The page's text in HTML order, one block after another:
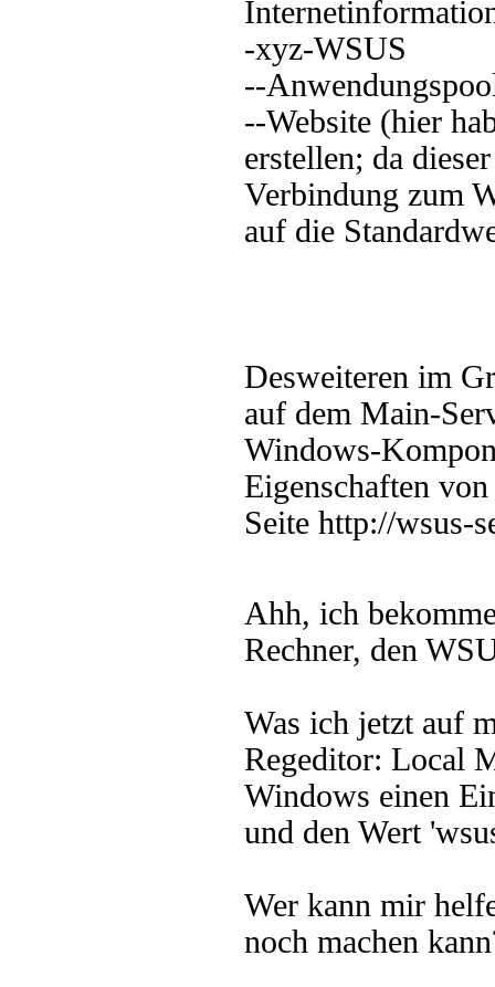
-xyz-WSUS
--
--Website (hier
erstellen; da
Verbindung zum
auf die
Desweiteren im
auf dem Main-
Windows-
Eigenschaften
Seite http://wsus-
Ahh, ich
Rechner, den
Was ich jetzt auf
Regeditor: Local
Windows einen
und den Wert
Wer kann mir
noch machen